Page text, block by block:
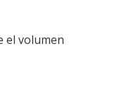
el volumen